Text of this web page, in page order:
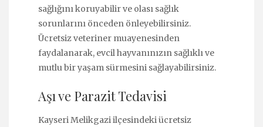
sağlığını koruyabilir ve olası sağlık
sorunlarını önceden önleyebilirsiniz.
Ücretsiz veteriner muayenesinden
faydalanarak, evcil hayvanınızın sağlıklı ve
mutlu bir yaşam sürmesini sağlayabilirsiniz.
Aşı ve Parazit Tedavisi
Kayseri Melikgazi ilçesindeki ücretsiz